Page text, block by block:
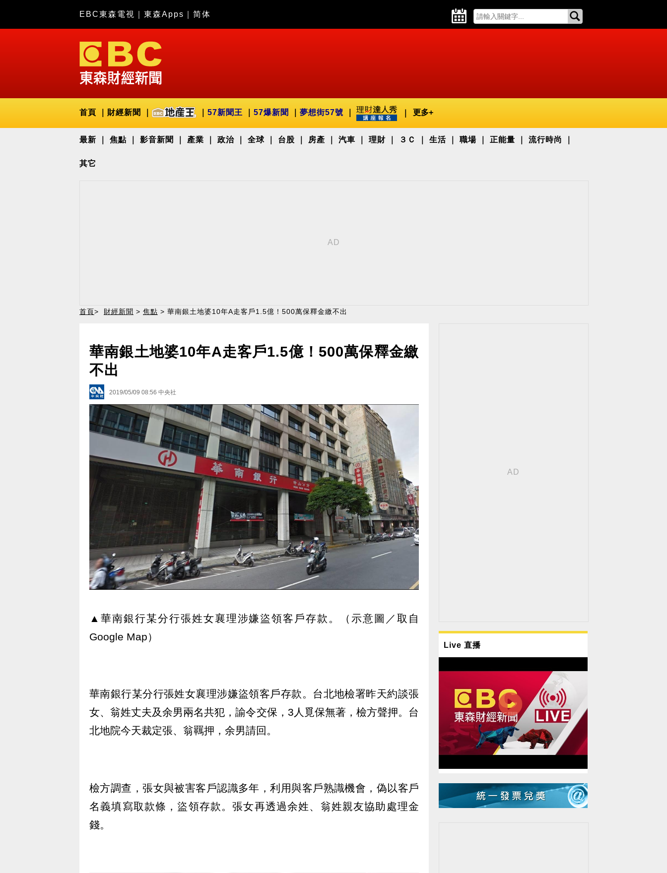
EBC東森電視 東森Apps 简体
首頁 財經新聞 57新聞王 57爆新聞 夢想街57號 更多+
最新 焦點 影音新聞 產業 政治 全球 台股 房產 汽車 理財 ３Ｃ 生活 職場 正能量 流行時尚
其它
首頁> 財經新聞 > 焦點 > 華南銀土地婆10年A走客戶1.5億！500萬保釋金繳不出
華南銀土地婆10年A走客戶1.5億！500萬保釋金繳
不出
2019/05/09 08:56 中央社
▲華南銀行某分行張姓女襄理涉嫌盜領客戶存款。（示意圖／取自
Google Map）
華南銀行某分行張姓女襄理涉嫌盜領客戶存款。台北地檢署昨天約談張
女、翁姓丈夫及余男兩名共犯，諭令交保，3人覓保無著，檢方聲押。台
北地院今天裁定張、翁羈押，余男請回。
檢方調查，張女與被害客戶認識多年，利用與客戶熟識機會，偽以客戶
名義填寫取款條，盜領存款。張女再透過余姓、翁姓親友協助處理金
錢。
Live 直播